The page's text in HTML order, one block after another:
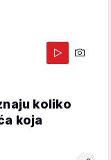
koliko
koja